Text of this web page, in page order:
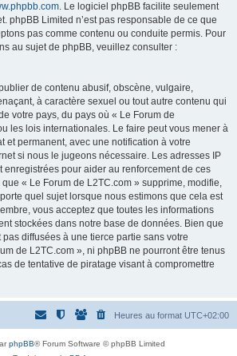
. Le logiciel phpBB facilite seulement
phpBB Limited n’est pas responsable de ce que
pas comme contenu ou conduite permis. Pour
au sujet de phpBB, veuillez consulter :
de contenu abusif, obscène, vulgaire,
à caractère sexuel ou tout autre contenu qui
votre pays, du pays où « Le Forum de
les lois internationales. Le faire peut vous mener à
et permanent, avec une notification à votre
si nous le jugeons nécessaire. Les adresses IP
enregistrées pour aider au renforcement de ces
« Le Forum de L2TC.com » supprime, modifie,
quel sujet lorsque nous estimons que cela est
vous acceptez que toutes les informations
stockées dans notre base de données. Bien que
diffusées à une tierce partie sans votre
de L2TC.com », ni phpBB ne pourront être tenus
de tentative de piratage visant à compromettre
Heures au format UTC+02:00
phpBB® Forum Software © phpBB Limited